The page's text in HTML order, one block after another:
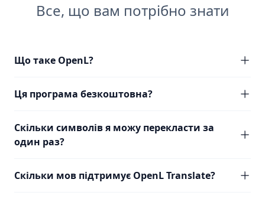
Все, що вам потрібно знати
Що таке OpenL?
Ця програма безкоштовна?
Скільки символів я можу перекласти за
один раз?
Скільки мов підтримує OpenL Translate?